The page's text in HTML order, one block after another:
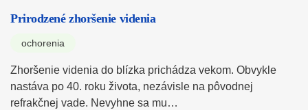
Prirodzené zhoršenie videnia
ochorenia
Zhoršenie videnia do blízka prichádza vekom. Obvykle
nastáva po 40. roku života, nezávisle na pôvodnej
refrakčnej vade. Nevyhne sa mu…